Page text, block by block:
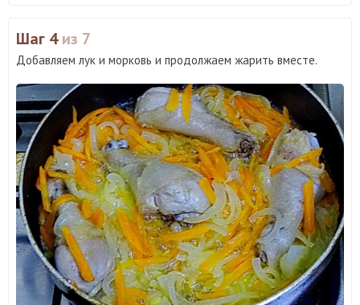
Шаг 4из 7
Добавляем лук и морковь и продолжаем жарить вместе.